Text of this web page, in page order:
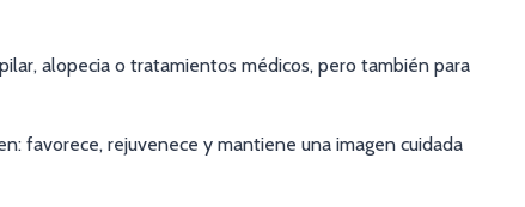
alopecia o tratamientos médicos, pero también para
favorece, rejuvenece y mantiene una imagen cuidada